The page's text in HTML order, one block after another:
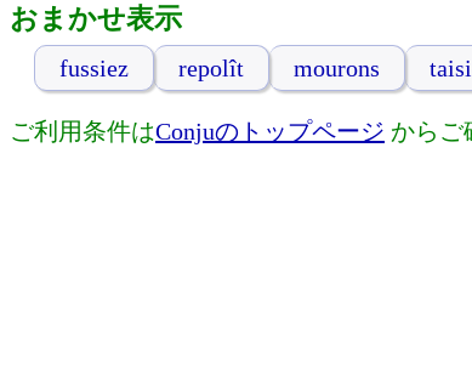
おまかせ表示
fussiez repolît mourons
ご利用条件はConjuのトップページ からご